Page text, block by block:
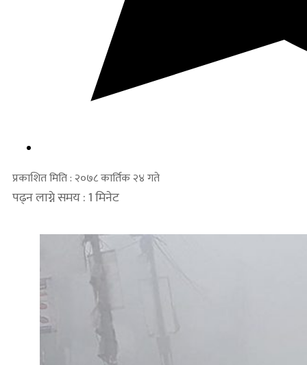
प्रकाशित मिति : २०७८ कार्तिक २४ गते
पढ्न लाग्ने समय : 1 मिनेट